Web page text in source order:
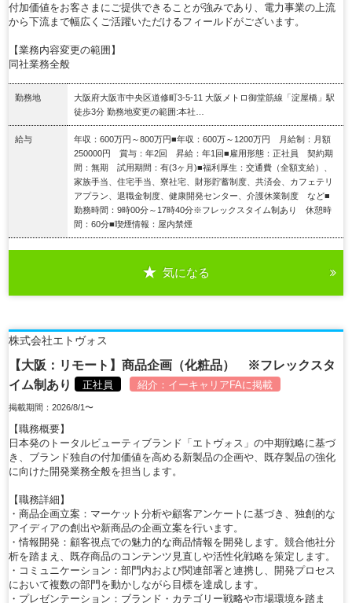
付加価値をお客さまにご提供できることが強みであり、電力事業の上流
から下流まで幅広くご活躍いただけるフィールドがございます。
【業務内容変更の範囲】
同社業務全般
勤務地
大阪府大阪市中央区道修町3-5-11 大阪メトロ御堂筋線「淀屋橋」駅
徒歩3分 勤務地変更の範囲:本社…
給与
年収：600万円～800万円■年収：600万～1200万円 月給制：月額
250000円 賞与：年2回 昇給：年1回■雇用形態：正社員 契約期
間：無期 試用期間：有(3ヶ月)■福利厚生：交通費（全額支給）、
家族手当、住宅手当、寮社宅、財形貯蓄制度、共済会、カフェテリ
アプラン、退職金制度、健康開発センター、介護休業制度 など■
勤務時間：9時00分～17時40分※フレックスタイム制あり 休憩時
間：60分■喫煙情報：屋内禁煙
気になる
株式会社エトヴォス
【大阪：リモート】商品企画（化粧品） ※フレックスタ
イム制あり
正社員 紹介： イーキャリアFAに掲載
掲載期間：2026/8/1〜
【職務概要】
日本発のトータルビューティブランド「エトヴォス」の中期戦略に基づ
き、ブランド独自の付加価値を高める新製品の企画や、既存製品の強化
に向けた開発業務全般を担当します。
【職務詳細】
・商品企画立案：マーケット分析や顧客アンケートに基づき、独創的な
アイディアの創出や新商品の企画立案を行います。
・情報開発：顧客視点での魅力的な商品情報を開発します。競合他社分
析を踏まえ、既存商品のコンテンツ見直しや活性化戦略を策定します。
・コミュニケーション：部門内および関連部署と連携し、開発プロセス
において複数の部門を動かしながら目標を達成します。
・プレゼンテーション：ブランド・カテゴリー戦略や市場環境を踏ま